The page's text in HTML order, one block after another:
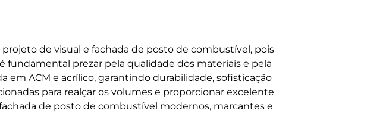
de visual e fachada de posto de combustível, pois
prezar pela qualidade dos materiais e pela
em ACM e acrílico, garantindo durabilidade, sofisticação
para realçar os volumes e proporcionar excelente
de posto de combustível modernos, marcantes e